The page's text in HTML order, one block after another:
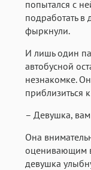
попытался с
подработать в
фыркнули.
И лишь один
автобусной
незнакомке.
приблизиться
– Девушка,
Она
оценивающим
девушка